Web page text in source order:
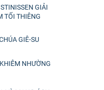
GIẢI
TỐI THIÊNG
GIÊ-SU
NHƯỜNG